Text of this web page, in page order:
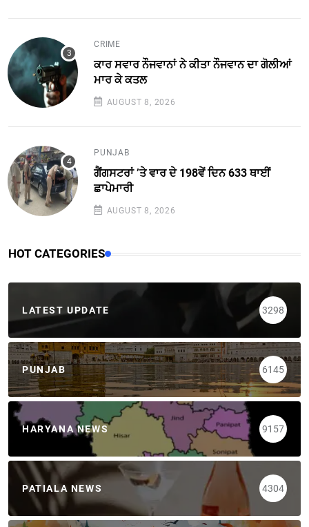
CRIME
ਕਾਰ ਸਵਾਰ ਨੌਜਵਾਨਾਂ ਨੇ ਕੀਤਾ ਨੌਜਵਾਨ ਦਾ ਗੋਲੀਆਂ
ਮਾਰ ਕੇ ਕਤਲ
AUGUST 8, 2026
PUNJAB
ਗੈਂਗਸਟਰਾਂ ’ਤੇ ਵਾਰ ਦੇ 198ਵੇਂ ਦਿਨ 633 ਥਾਈਂ
ਛਾਪੇਮਾਰੀ
AUGUST 8, 2026
HOT CATEGORIES
LATEST UPDATE 3298
PUNJAB 6145
HARYANA NEWS 9157
PATIALA NEWS 4304